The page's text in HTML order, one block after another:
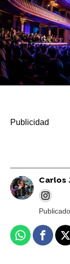
Carlos
Whatsapp X